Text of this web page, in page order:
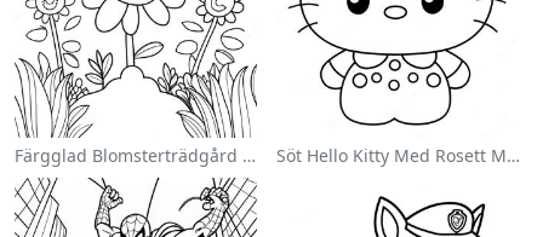
Färgglad Blomsterträdgård Målarbild Söt Hello Kitty Med Rosett Målarbild